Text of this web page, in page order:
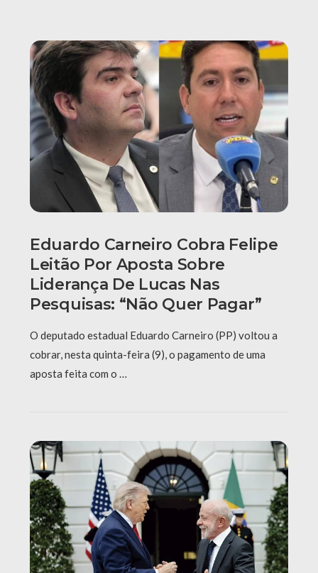
Eduardo Carneiro Cobra Felipe
Leitão Por Aposta Sobre
Liderança De Lucas Nas
Pesquisas: “Não Quer Pagar”
O deputado estadual Eduardo Carneiro (PP) voltou a
cobrar, nesta quinta-feira (9), o pagamento de uma
aposta feita com o …